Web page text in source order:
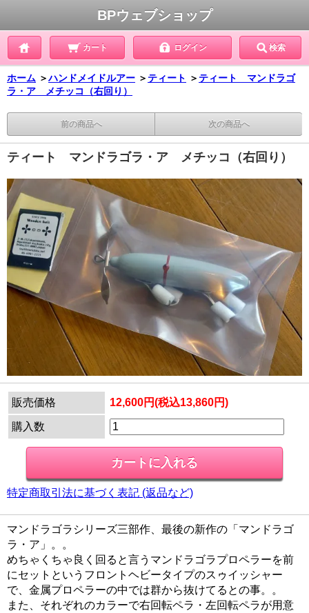
BPウェブショップ
カート ログイン 検索
ホーム ＞ハンドメイドルアー ＞ ティート ＞ ティート マンドラゴ
ラ・ア メチッコ（右回り）
前の商品へ 次の商品へ
ティート マンドラゴラ・ア メチッコ（右回り）
販売価格 12,600円(税込13,860円)
購入数
特定商取引法に基づく表記 (返品など)
マンドラゴラシリーズ三部作、最後の新作の「マンドラゴ
ラ・ア」。。
めちゃくちゃ良く回ると言うマンドラゴラプロペラーを前
にセットというフロントヘビータイプのスゥイッシャー
で、金属プロペラーの中では群から抜けてるとの事。。
また、それぞれのカラーで右回転ペラ・左回転ペラが用意